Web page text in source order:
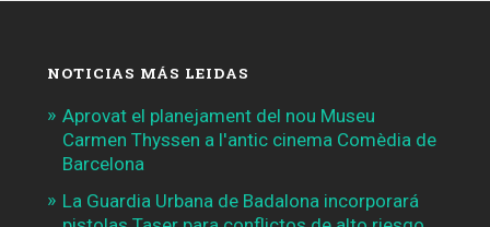
NOTICIAS MÁS LEIDAS
Aprovat el planejament del nou Museu
Carmen Thyssen a l'antic cinema Comèdia de
Barcelona
La Guardia Urbana de Badalona incorporará